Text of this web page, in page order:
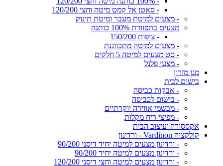
- סאטן אל קמט מיטה וחצי 120/200
- מצעים למיטת מעבר ומיטת תינוק
מצעים בתפזורת 100% כותנה
- ציפות 150/200
- מצעים למיטה מתכווננת
- סט מצעים למיטה 5 חלקים
- מצעי פלנל
מגן מזרון
בישום לבית
- אבקות כביסה
- בישום לכביסה
- מבשמי אווירה יוקרתיים
- מפיצי ריח מקלות
אקססוריז ועיצוב הבית
קולקציה Vardinon - ורדינון
- ורדינון מצעים למיטה יחיד דיסני 90/200
- ורדינון מצעים למיטה יחיד 90/200
- ורדינון מצעים למיטה וחצי דיסני 120/200